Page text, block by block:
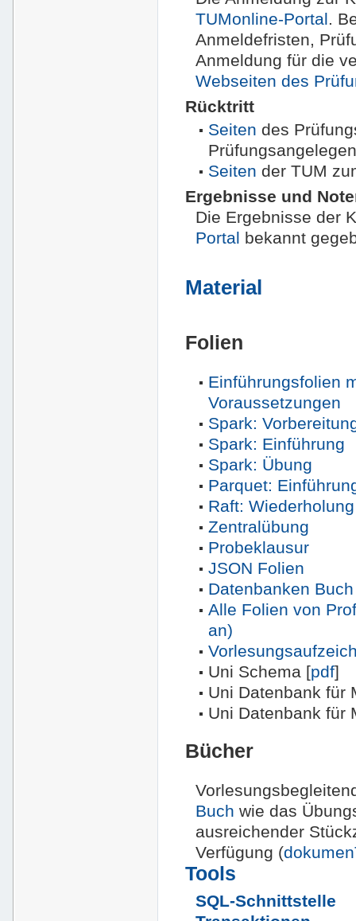
TUMonline-Portal .
Anmeldefristen,
Anmeldung für die
Webseiten des
Rücktritt
Seiten des
Seiten der TUM
Ergebnisse und
Die Ergebnisse der
Portal bekannt
Material
Folien
Einführungsfolien
Voraussetzungen
Spark:
Spark: Einführung
Spark: Übung
Parquet:
Raft: Wiederholung
Zentralübung
Probeklausur
JSON Folien
Datenbanken
Alle Folien von
an)
Uni Schema [pdf]
Uni Datenbank für
Uni Datenbank für
Bücher
Buch wie das
ausreichender
Verfügung (
Tools
SQL-Schnittstelle